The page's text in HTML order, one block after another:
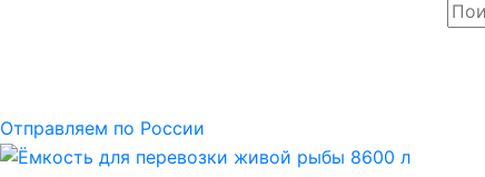
Отправляем по России